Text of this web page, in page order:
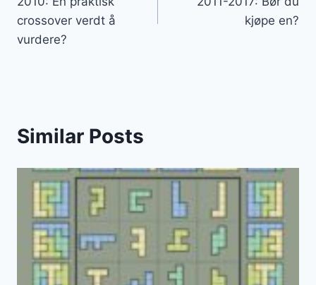
crossover verdt å
vurdere?
kjøpe en?
Similar Posts